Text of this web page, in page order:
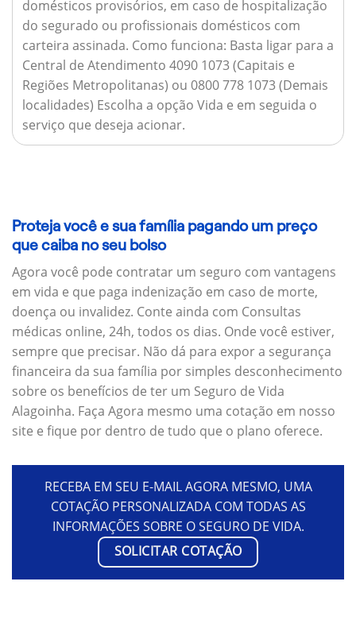
domésticos provisórios, em caso de hospitalização
do segurado ou profissionais domésticos com
carteira assinada. Como funciona: Basta ligar para a
Central de Atendimento 4090 1073 (Capitais e
Regiões Metropolitanas) ou 0800 778 1073 (Demais
localidades) Escolha a opção Vida e em seguida o
serviço que deseja acionar.
Proteja você e sua família pagando um preço
que caiba no seu bolso
Agora você pode contratar um seguro com vantagens
em vida e que paga indenização em caso de morte,
doença ou invalidez. Conte ainda com Consultas
médicas online, 24h, todos os dias. Onde você estiver,
sempre que precisar. Não dá para expor a segurança
financeira da sua família por simples desconhecimento
sobre os benefícios de ter um Seguro de Vida
Alagoinha. Faça Agora mesmo uma cotação em nosso
site e fique por dentro de tudo que o plano oferece.
RECEBA EM SEU E-MAIL AGORA MESMO, UMA
COTAÇÃO PERSONALIZADA COM TODAS AS
INFORMAÇÕES SOBRE O SEGURO DE VIDA.
SOLICITAR COTAÇÃO